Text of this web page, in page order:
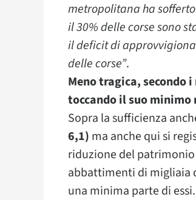
metropolitana ha
il 30% delle corse sono
il deficit di
delle corse”.
Meno tragica, secondo
toccando il suo minimo
Sopra la sufficienza
6,1) ma anche qui si
riduzione del
abbattimenti di migliaia
una minima parte di essi.